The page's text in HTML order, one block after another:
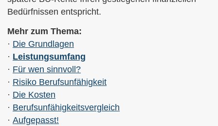
Bedürfnissen entspricht.
Mehr zum Thema:
· Die Grundlagen
· Leistungsumfang
· Für wen sinnvoll?
· Risiko Berufs­unfähig­keit
· Die Kosten
· Berufs­unfähig­keitsvergleich
· Aufgepasst!